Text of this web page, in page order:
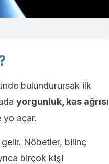
bulundurursak ilk
yorgunluk, kas ağrısı
yo açar.
Nöbetler, bilinç
birçok kişi